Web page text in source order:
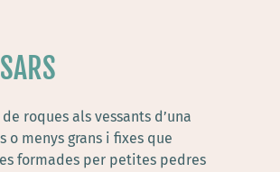
roques als vessants d’una
o menys grans i fixes que
formades per petites pedres